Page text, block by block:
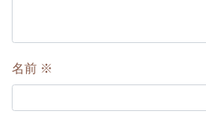
名前 ※